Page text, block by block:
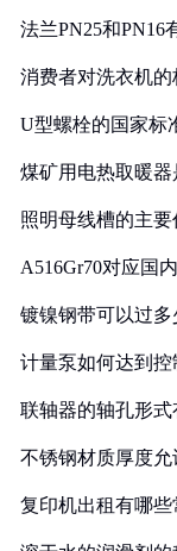
法兰PN25和PN16
消费者对洗衣机
U型螺栓的国家标
煤矿用电热取暖
照明母线槽的主要
A516Gr70对应国
镀镍钢带可以过多
计量泵如何达到
联轴器的轴孔形
不锈钢材质厚度
复印机出租有哪些